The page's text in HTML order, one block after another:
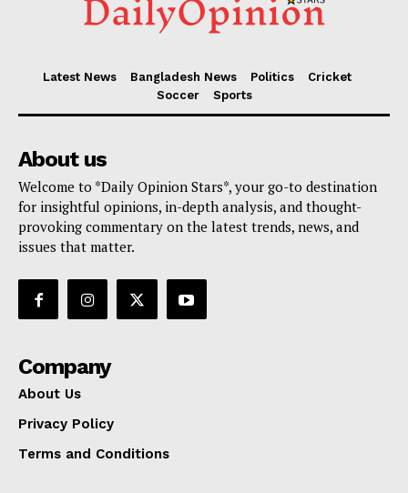
Latest News Bangladesh News Politics
Cricket
Soccer
Sports
About us
Welcome to *Daily Opinion Stars*, your go-to destination
for insightful opinions, in-depth analysis, and thought-
provoking commentary on the latest trends, news, and
issues that matter.
Company
About Us
Privacy Policy
Terms and Conditions